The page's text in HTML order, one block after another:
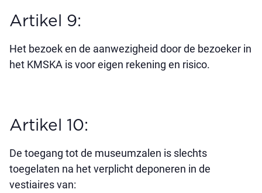
Artikel 9:
Het bezoek en de aanwezigheid door de bezoeker in
het KMSKA is voor eigen rekening en risico.
Artikel 10:
De toegang tot de museumzalen is slechts
toegelaten na het verplicht deponeren in de
vestiaires van: